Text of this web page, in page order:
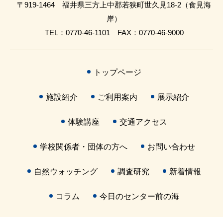
〒919-1464 福井県三方上中郡若狭町世久見18-2（食見海
岸）
TEL：0770-46-1101 FAX：0770-46-9000
トップページ
施設紹介 ご利用案内 展示紹介
体験講座 交通アクセス
学校関係者・団体の方へ お問い合わせ
自然ウォッチング 調査研究 新着情報
コラム 今日のセンター前の海